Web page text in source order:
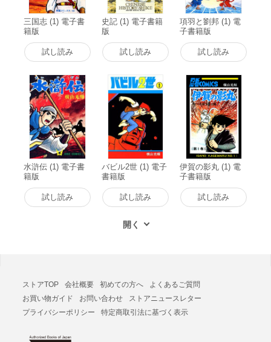
三国志 (1) 電子書
籍版
試し読み
史記 (1) 電子書籍
版
試し読み
項羽と劉邦 (1) 電
子書籍版
試し読み
水滸伝 (1) 電子書
籍版
試し読み
バビル2世 (1) 電子
書籍版
試し読み
伊賀の影丸 (1) 電
子書籍版
試し読み
ストアTOP 会社概要 初めての方へ
よくあるご質問
お買い物ガイド
お問い合わせ
ストアニュースレター
プライバシーポリシー
特定商取引法に基づく表示